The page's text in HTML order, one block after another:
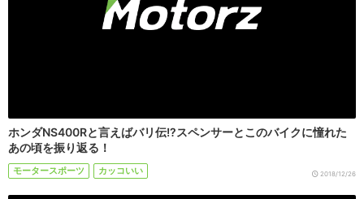
ホンダNS400Rと言えばバリ伝!?スペンサーとこのバイクに憧れた
あの頃を振り返る！
モータースポーツ カッコいい 2018/12/26